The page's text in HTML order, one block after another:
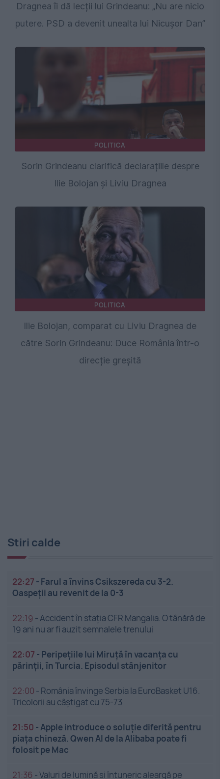
Dragnea îi dă lecții lui Grindeanu: „Nu are nicio
putere. PSD a devenit unealta lui Nicușor Dan”
POLITICA
Sorin Grindeanu clarifică declarațiile despre
Ilie Bolojan și Liviu Dragnea
POLITICA
Ilie Bolojan, comparat cu Liviu Dragnea de
către Sorin Grindeanu: Duce România într-o
direcție greșită
Stiri calde
22:27 - Farul a învins Csikszereda cu 3-2.
Oaspeții au revenit de la 0-3
22:19 - Accident în stația CFR Mangalia. O tânără de
19 ani nu ar fi auzit semnalele trenului
22:07 - Peripețiile lui Miruță în vacanța cu
părinții, în Turcia. Episodul stânjenitor
22:00 - România învinge Serbia la EuroBasket U16.
Tricolorii au câștigat cu 75-73
21:50 - Apple introduce o soluție diferită pentru
piața chineză. Qwen AI de la Alibaba poate fi
folosit pe Mac
21:36 -Valuri de lumină și întuneric aleargă pe